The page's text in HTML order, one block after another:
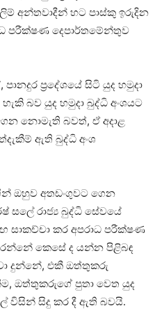
අන්තවාදීන් හට පාස්කු ඉරුදින
පරීක්ෂණ දෙපාර්තමේන්තුව
ප්‍රදේශයේ සිටි යුද හමුදා
බව යුද හමුදා බුද්ධි අංශයට
නොමැති බවත්, ඒ අදාළ
ඇති බුද්ධි අංශ
ඔහුව අතඩංගුවට ගෙන
සලේ රාජ්‍ය බුද්ධි සේවයේ
සාකච්චා කර අපරාධ පරීක්ෂණ
කෙසේ ද යන්න පිළිබඳ
දුන්නේ, එකී ඔත්තුකරු
ඔත්තුකරුගේ පුතා වෙත යුද
විසින් සිදු කර දී ඇති බවයි.